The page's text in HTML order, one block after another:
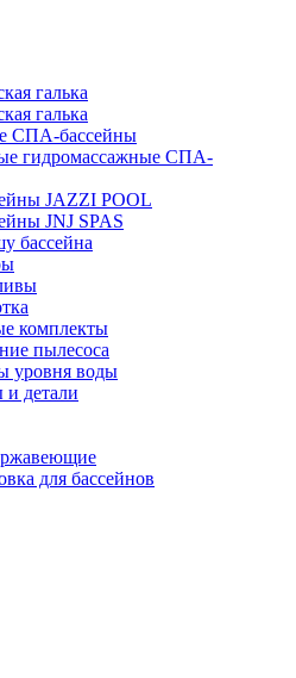
галька
галька
СПА-бассейны
гидромассажные СПА-
JAZZI POOL
JNJ SPAS
бассейна
комплекты
пылесоса
уровня воды
детали
для бассейнов